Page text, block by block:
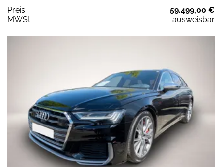
Preis:
59.499,00 €
MWSt:
ausweisbar